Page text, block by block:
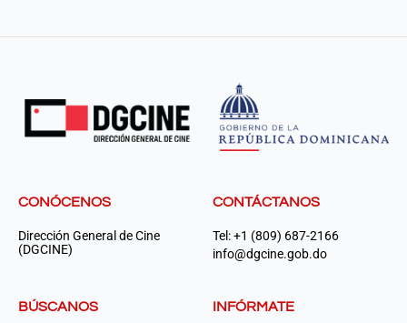
CONÓCENOS
Dirección General de Cine
(DGCINE)
CONTÁCTANOS
Tel: +1 (809) 687-2166
info@dgcine.gob.do
BÚSCANOS
INFÓRMATE